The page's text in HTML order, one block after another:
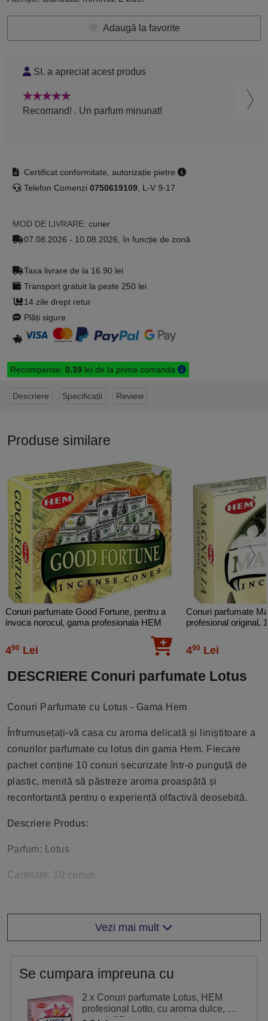
Adaugă la favorite
SI. a apreciat acest produs
Recomand! . Un parfum minunat!
Certificat conformitate, autorizație pietre
Telefon Comenzi 0750619109, L-V 9-17
MOD DE LIVRARE: curier
07.08.2026 - 10.08.2026, în funcție de zonă
Taxa livrare de la 16.90 lei
Transport gratuit la peste 250 lei
14 zile drept retur
Plăți sigure
Recompense: 0.39lei de la prima comanda
Descriere Specificații Review
Produse similare
Conuri parfumate Good Fortune, pentru a
invoca norocul, gama profesionala HEM
490 Lei
Conuri parfumate
profesional original,
490 Lei
DESCRIERE Conuri parfumate Lotus
Conuri Parfumate cu Lotus - Gama Hem
Înfrumusețați-vă casa cu aroma delicată și liniștitoare a
conurilor parfumate cu lotus din gama Hem. Fiecare
pachet conține 10 conuri securizate într-o punguță de
plastic, menită să păstreze aroma proaspătă și
reconfortantă pentru o experiență olfactivă deosebită.
Descriere Produs:
Parfum: Lotus
Cantitate: 10 conuri
Detalii suplimentare:
pentru a aduce în casa dumneavoastră aroma florală și
liniștitoare a lotusului. Aceste conuri sunt ideale pentru
momentele de relaxare, meditație sau pentru a crea o
atmosferă calmantă și plăcută în orice încăpere.
Vezi mai mult
Se cumpara impreuna cu
2 x Conuri parfumate Lotus, HEM
profesional Lotto, cu aroma dulce, 10